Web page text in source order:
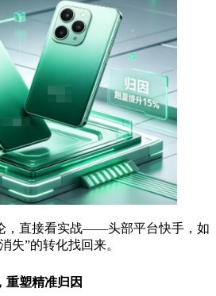
，直接看实战——头部平台快手，如
失”的转化找回来。
重塑精准归因